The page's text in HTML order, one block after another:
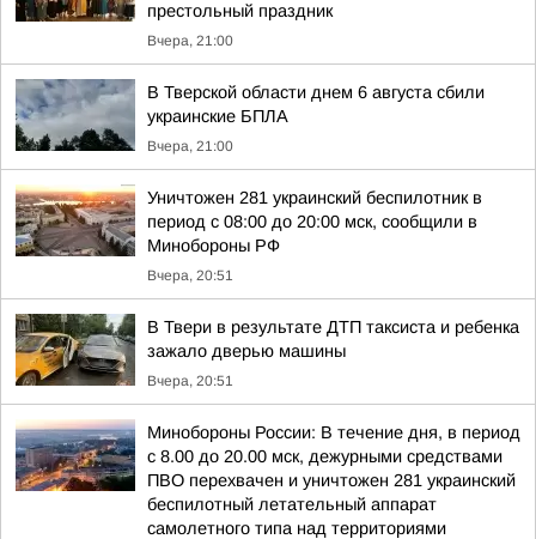
престольный праздник
Вчера, 21:00
В Тверской области днем 6 августа сбили
украинские БПЛА
Вчера, 21:00
Уничтожен 281 украинский беспилотник в
период с 08:00 до 20:00 мск, сообщили в
Минобороны РФ
Вчера, 20:51
В Твери в результате ДТП таксиста и ребенка
зажало дверью машины
Вчера, 20:51
Минобороны России: В течение дня, в период
с 8.00 до 20.00 мск, дежурными средствами
ПВО перехвачен и уничтожен 281 украинский
беспилотный летательный аппарат
самолетного типа над территориями